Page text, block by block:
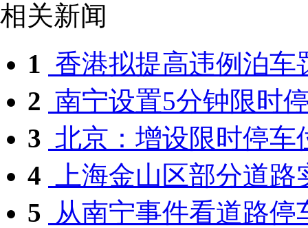
相关新闻
1 香港拟提高违例泊车
2 南宁设置5分钟限时
3 北京：增设限时停车
4
上海金山区部分道
5
从南宁事件看道路停